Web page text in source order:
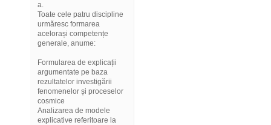
a.
Toate cele patru discipline
urmăresc formarea
acelorași competențe
generale, anume:
Formularea de explicații
argumentate pe baza
rezultatelor investigării
fenomenelor și proceselor
cosmice
Analizarea de modele
explicative referitoare la